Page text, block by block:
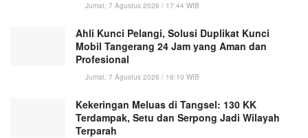
Jumat, 7 Agustus 2026 / 17:44 WIB
Ahli Kunci Pelangi, Solusi Duplikat Kunci
Mobil Tangerang 24 Jam yang Aman dan
Profesional
Jumat, 7 Agustus 2026 / 16:10 WIB
Kekeringan Meluas di Tangsel: 130 KK
Terdampak, Setu dan Serpong Jadi Wilayah
Terparah